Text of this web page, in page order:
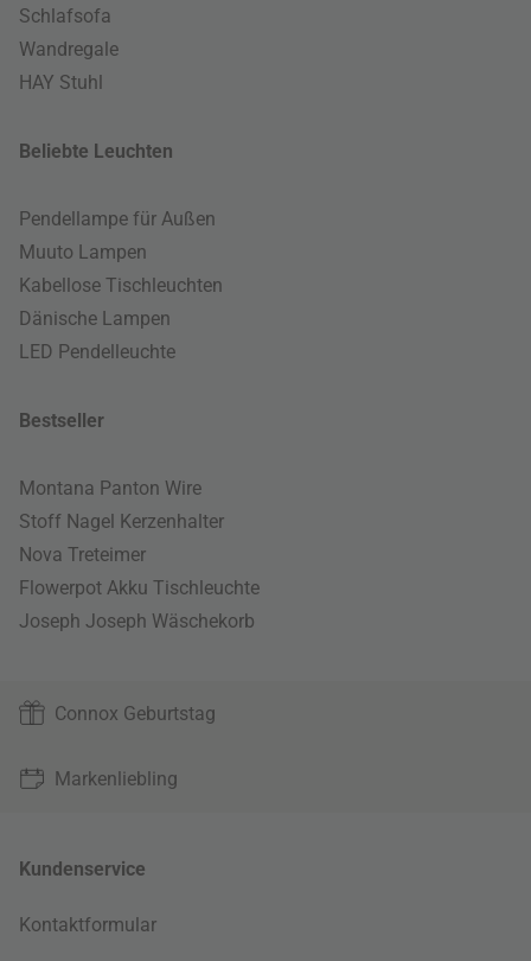
Schlafsofa
Wandregale
HAY Stuhl
Beliebte Leuchten
Pendellampe für Außen
Muuto Lampen
Kabellose Tischleuchten
Dänische Lampen
LED Pendelleuchte
Bestseller
Montana Panton Wire
Stoff Nagel Kerzenhalter
Nova Treteimer
Flowerpot Akku Tischleuchte
Joseph Joseph Wäschekorb
Connox Geburtstag
Markenliebling
Kundenservice
Kontaktformular